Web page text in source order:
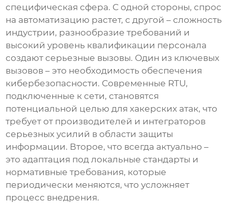
специфическая сфера. С одной стороны, спрос
на автоматизацию растет, с другой – сложность
индустрии, разнообразие требований и
высокий уровень квалификации персонала
создают серьезные вызовы. Один из ключевых
вызовов – это необходимость обеспечения
кибербезопасности. Современные RTU,
подключенные к сети, становятся
потенциальной целью для хакерских атак, что
требует от производителей и интеграторов
серьезных усилий в области защиты
информации. Второе, что всегда актуально –
это адаптация под локальные стандарты и
нормативные требования, которые
периодически меняются, что усложняет
процесс внедрения.